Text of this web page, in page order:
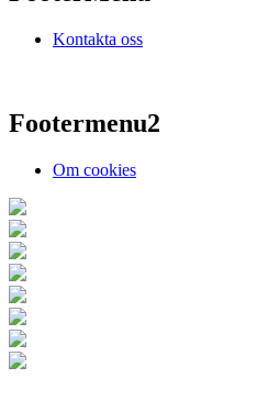
Kontakta oss
Footermenu2
Om cookies